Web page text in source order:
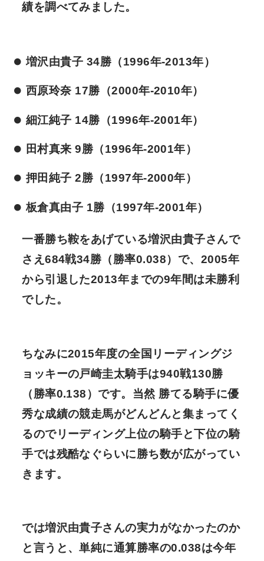
績を調べてみました。
増沢由貴子 34勝（1996年-2013年）
西原玲奈 17勝（2000年-2010年）
細江純子 14勝（1996年-2001年）
田村真来 9勝（1996年-2001年）
押田純子 2勝（1997年-2000年）
板倉真由子 1勝（1997年-2001年）
一番勝ち鞍をあげている増沢由貴子さんで
さえ684戦34勝（勝率0.038） で、2005年
から引退した2013年までの9年間は未勝利
でした。
ちなみに2015年度の全国リーディングジ
ョッキーの戸崎圭太騎手は940戦130勝
（勝率0.138） です。当然 勝てる騎手に優
秀な成績の競走馬がどんどんと集まってく
るのでリーディング上位の騎手と下位の騎
手では残酷なぐらいに勝ち数が広がってい
きます。
では増沢由貴子さんの実力がなかったのか
と言うと、単純に通算勝率の0.038は今年